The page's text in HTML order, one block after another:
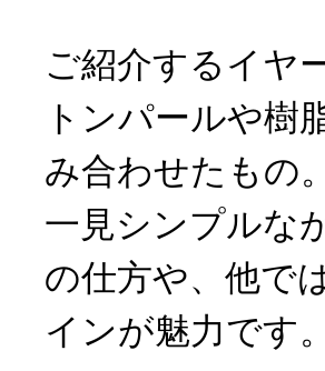
ご紹介するイヤ
トンパールや樹
み合わせたもの。
一見シンプルな
の仕方や、他で
インが魅力です。